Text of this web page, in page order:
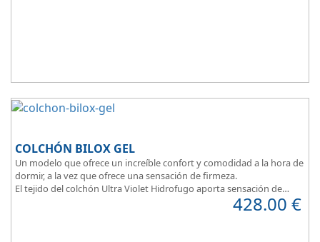
COLCHÓN BILOX GEL
Un modelo que ofrece un increíble confort y comodidad a la hora de
dormir, a la vez que ofrece una sensación de firmeza.
El tejido del colchón Ultra Violet Hidrofugo aporta sensación de
Sus capas de ViscoEnergy facilitan la relajación muscular y evita los
428.00 €